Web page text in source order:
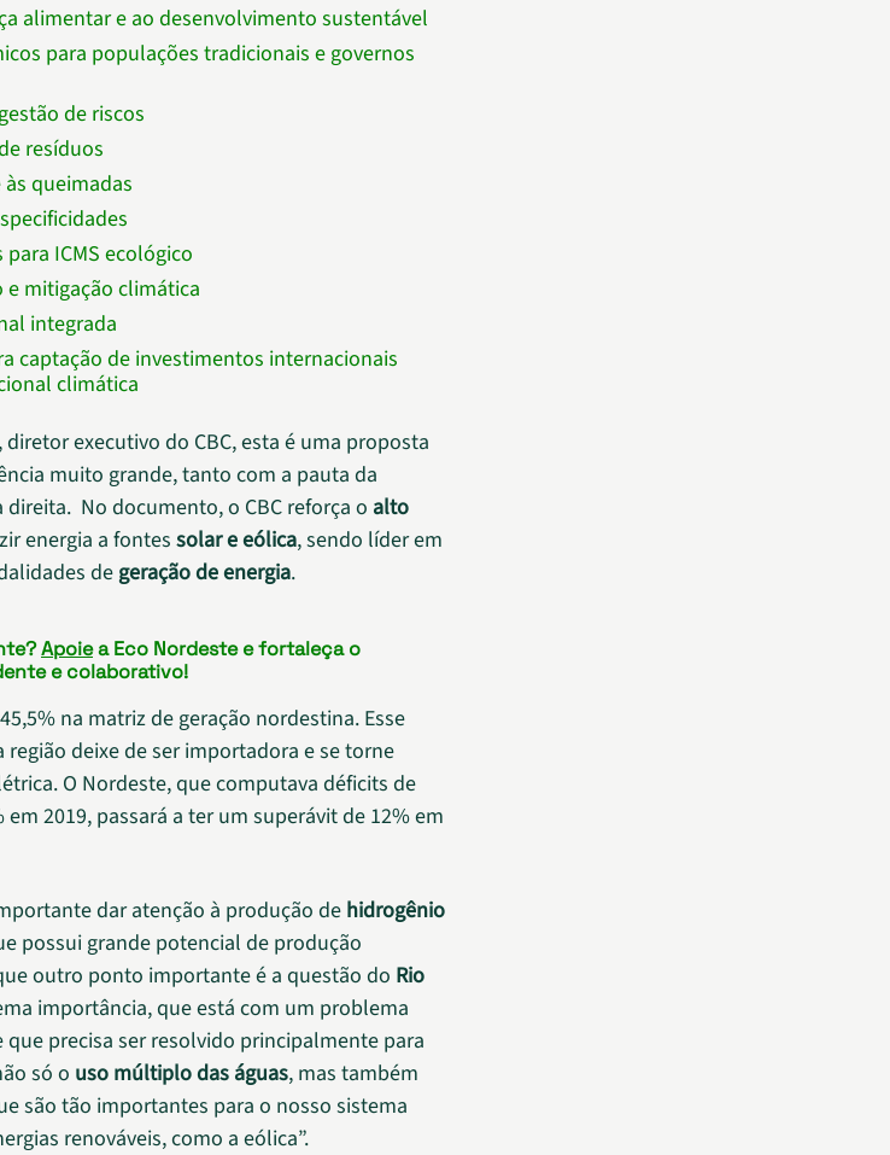
alimentar e ao desenvolvimento sustentável
para populações tradicionais e governos
de riscos
resíduos
queimadas
ICMS ecológico
mitigação climática
integrada
captação de investimentos internacionais
climática
executivo do CBC, esta é uma proposta
muito grande, tanto com a pauta da
direita. No documento, o CBC reforça o alto
energia a fontessolar e eólica, sendo líder em
de geração de energia.
Apoiea Eco Nordeste e fortaleça o
e colaborativo!
na matriz de geração nordestina. Esse
deixe de ser importadora e se torne
O Nordeste, que computava déficits de
em 2019, passará a ter um superávit de 12% em
dar atenção à produção de hidrogênio
possui grande potencial de produção
outro ponto importante é a questão do Rio
importância, que está com um problema
precisa ser resolvido principalmente para
só o uso múltiplo das águas, mas também
são tão importantes para o nosso sistema
renováveis, como a eólica”.